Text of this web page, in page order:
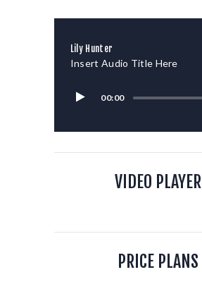
Lily Hunter
Insert Audio Title Here
00:00
VIDEO PLAYER
PRICE PLANS